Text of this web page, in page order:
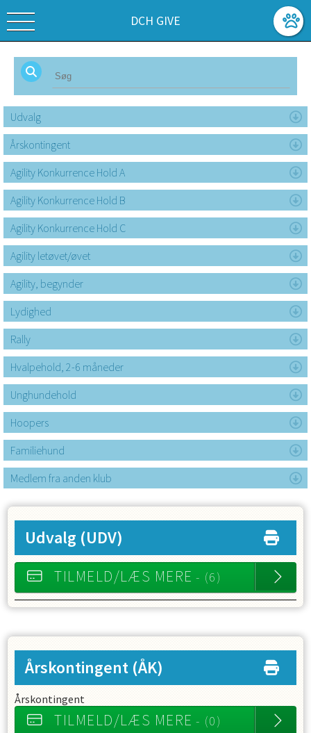
DCH GIVE
Udvalg
Årskontingent
Agility Konkurrence Hold A
Agility Konkurrence Hold B
Agility Konkurrence Hold C
Agility letøvet/øvet
Agility, begynder
Lydighed
Rally
Hvalpehold, 2-6 måneder
Unghundehold
Hoopers
Familiehund
Medlem fra anden klub
Udvalg (UDV)
TILMELD/LÆS MERE - (6)
Årskontingent (ÅK)
Årskontingent
TILMELD/LÆS MERE - (0)